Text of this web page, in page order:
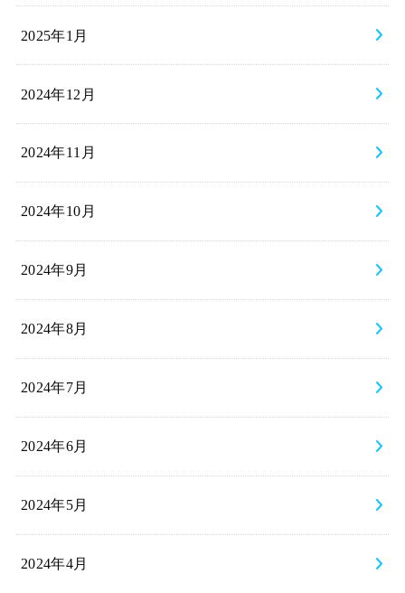
2025年1月
2024年12月
2024年11月
2024年10月
2024年9月
2024年8月
2024年7月
2024年6月
2024年5月
2024年4月